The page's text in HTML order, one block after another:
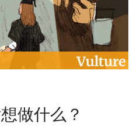
做什么？